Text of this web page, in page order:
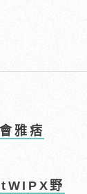
雅痞
野